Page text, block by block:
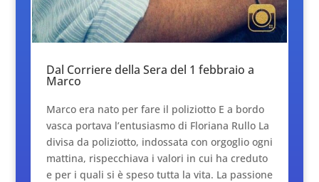
Dal Corriere della Sera del 1 febbraio a
Marco
Marco era nato per fare il poliziotto E a bordo
vasca portava l’entusiasmo di Floriana Rullo La
divisa da poliziotto, indossata con orgoglio ogni
mattina, rispecchiava i valori in cui ha creduto
e per i quali si è speso tutta la vita. La passione